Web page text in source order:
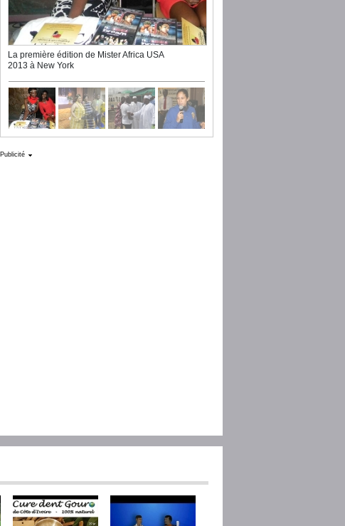
La première édition de Mister Africa USA
2013 à New York
Publicité